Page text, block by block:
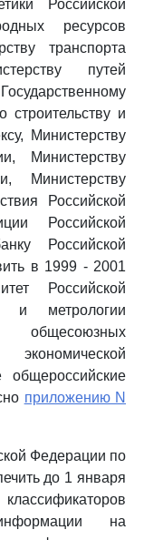
Российской
ресурсов
транспорта
путей
строительству и
Министерству
Министерству
Министерству
Российской
Российской
Российской
в 1999 - 2001
Российской
и метрологии
приложению N
Федерации по
до 1 января
на